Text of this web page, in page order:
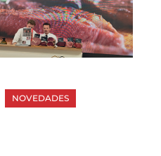
NOVEDADES